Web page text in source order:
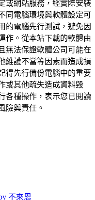
或網站服務，經實際安裝
同電腦環境與軟體設定可
的電腦先行測試，避免因
作。從本站下載的軟體由
無法保證軟體公司可能在
維護不當等因素而造成損
得先行備份電腦中的重要
或其他疏失造成資料毀
各種操作，表示您已閱讀
險與責任。
不來恩